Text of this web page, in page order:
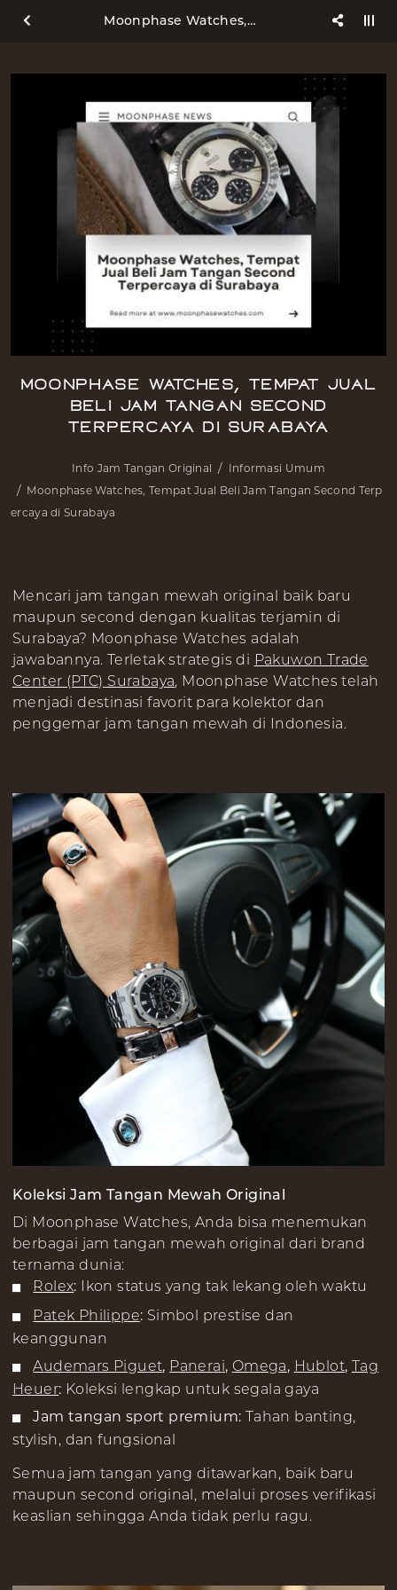
Moonphase Watches, Tempat Jual Beli Jam Tangan Second Terpercaya di Surabaya
Moonphase Watches, Tempat Jual
Beli Jam Tangan Second
Terpercaya di Surabaya
Info Jam Tangan Original
Informasi Umum
Moonphase Watches, Tempat Jual Beli Jam Tangan Second Terp
ercaya di Surabaya
Mencari jam tangan mewah original baik baru
maupun second dengan kualitas terjamin di
Surabaya? Moonphase Watches adalah
jawabannya. Terletak strategis di Pakuwon Trade
Center (PTC) Surabaya, Moonphase Watches telah
menjadi destinasi favorit para kolektor dan
penggemar jam tangan mewah di Indonesia.
Koleksi Jam Tangan Mewah Original
Di Moonphase Watches, Anda bisa menemukan
berbagai jam tangan mewah original dari brand
ternama dunia:
Rolex: Ikon status yang tak lekang oleh waktu
Patek Philippe: Simbol prestise dan
keanggunan
Audemars Piguet, Panerai, Omega, Hublot, Tag
Heuer: Koleksi lengkap untuk segala gaya
Jam tangan sport premium: Tahan banting,
stylish, dan fungsional
Semua jam tangan yang ditawarkan, baik baru
maupun second original, melalui proses verifikasi
keaslian sehingga Anda tidak perlu ragu.